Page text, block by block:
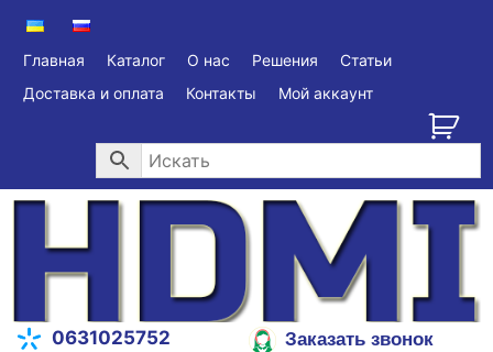
Главная Каталог О нас Решения
Статьи
Доставка и оплата
Контакты Мой аккаунт
0631025752
Заказать звонок